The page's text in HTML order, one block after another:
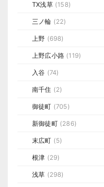
TX浅草(158)
三ノ輪 (22)
上野 (698)
上野広小路 (119)
入谷 (74)
南千住 (2)
御徒町 (705)
新御徒町(286)
末広町 (5)
根津 (29)
浅草 (298)